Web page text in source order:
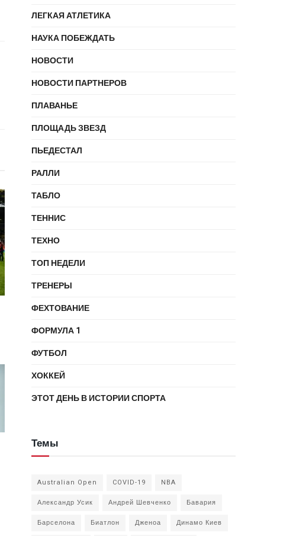
ЛЕГКАЯ АТЛЕТИКА
НАУКА ПОБЕЖДАТЬ
НОВОСТИ
НОВОСТИ ПАРТНЕРОВ
ПЛАВАНЬЕ
ПЛОЩАДЬ ЗВЕЗД
ПЬЕДЕСТАЛ
РАЛЛИ
ТАБЛО
ТЕННИС
ТЕХНО
ТОП НЕДЕЛИ
ТРЕНЕРЫ
ФЕХТОВАНИЕ
ФОРМУЛА 1
ФУТБОЛ
ХОККЕЙ
ЭТОТ ДЕНЬ В ИСТОРИИ СПОРТА
Темы
Australian Open COVID-19
NBA
Александр Усик
Андрей Шевченко
Бавария
Барселона
Биатлон Дженоа
Динамо Киев